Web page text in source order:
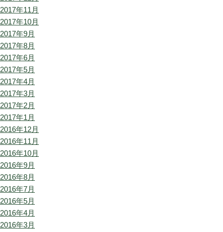
2017年11月
2017年10月
2017年9月
2017年8月
2017年6月
2017年5月
2017年4月
2017年3月
2017年2月
2017年1月
2016年12月
2016年11月
2016年10月
2016年9月
2016年8月
2016年7月
2016年5月
2016年4月
2016年3月